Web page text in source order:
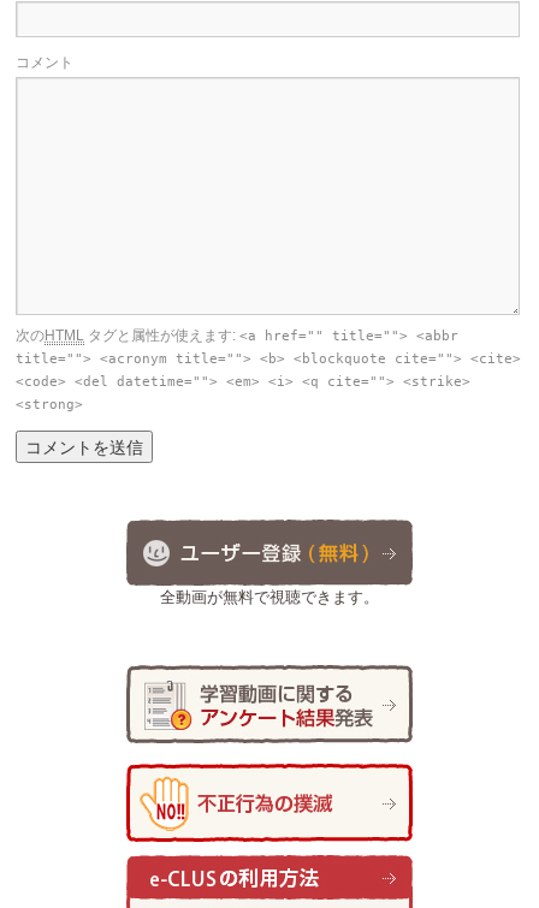
コメント
次のHTML タグと属性が使えます:<a href="" title=""> <abbr
title=""> <acronym title=""> <b> <blockquote cite=""> <cite>
<code> <del datetime=""> <em> <i> <q cite=""> <strike>
<strong>
全動画が無料で視聴できます。